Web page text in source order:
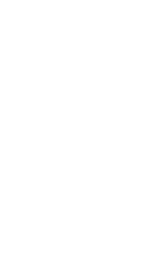
a été désignée par
rare ou ancienne.
pour la
des variétés
à long terme
participe activement
et au soin de ces
: Cette plante est une
termes
ce qui est
pour les abeilles